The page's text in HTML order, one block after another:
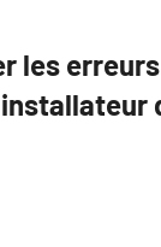
les